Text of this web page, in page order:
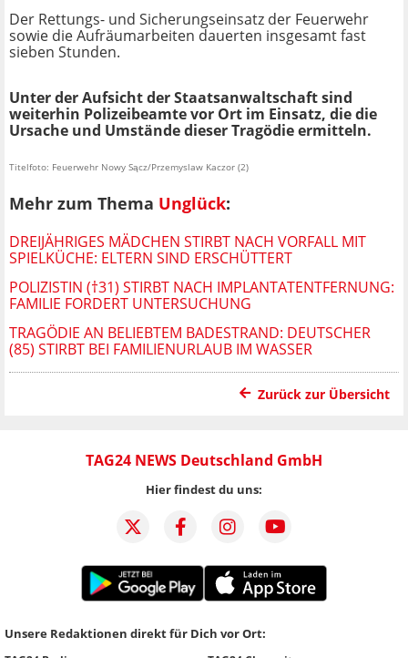
Der Rettungs- und Sicherungseinsatz der Feuerwehr
sowie die Aufräumarbeiten dauerten insgesamt fast
sieben Stunden.
Unter der Aufsicht der Staatsanwaltschaft sind
weiterhin Polizeibeamte vor Ort im Einsatz, die die
Ursache und Umstände dieser Tragödie ermitteln.
Titelfoto: Feuerwehr Nowy Sącz/Przemyslaw Kaczor (2)
Mehr zum Thema Unglück:
DREIJÄHRIGES MÄDCHEN STIRBT NACH VORFALL MIT
SPIELKÜCHE: ELTERN SIND ERSCHÜTTERT
POLIZISTIN (†31) STIRBT NACH IMPLANTATENTFERNUNG:
FAMILIE FORDERT UNTERSUCHUNG
TRAGÖDIE AN BELIEBTEM BADESTRAND: DEUTSCHER
(85) STIRBT BEI FAMILIENURLAUB IM WASSER
Zurück zur Übersicht
TAG24 NEWS Deutschland GmbH
Hier findest du uns:
Unsere Redaktionen direkt für Dich vor Ort: